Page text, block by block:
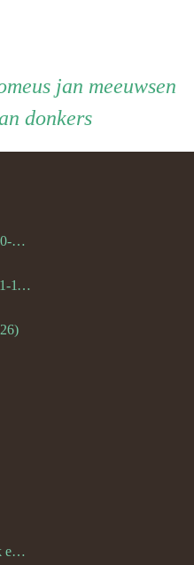
jan meeuwsen
donkers
johanna maria van dijk (20-07-1939)
arie gijsbertse de lange (21-11-1675)
ik ben ook te volgen op facebook en twitter